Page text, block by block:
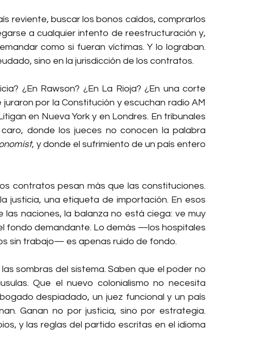
reviente, buscar los bonos caídos, comprarlos
a cualquier intento de reestructuración y,
como si fueran víctimas. Y lo lograban.
sino en la jurisdicción de los contratos.
¿En Rawson? ¿En La Rioja? ¿En una corte
por la Constitución y escuchan radio AM
en Nueva York y en Londres. En tribunales
donde los jueces no conocen la palabra
, y donde el sufrimiento de un país entero
contratos pesan más que las constituciones.
justicia, una etiqueta de importación. En esos
naciones, la balanza no está ciega: ve muy
fondo demandante. Lo demás —los hospitales
sin trabajo— es apenas ruido de fondo.
sombras del sistema. Saben que el poder no
Que el nuevo colonialismo no necesita
despiadado, un juez funcional y un país
Ganan no por justicia, sino por estrategia.
y las reglas del partido escritas en el idioma